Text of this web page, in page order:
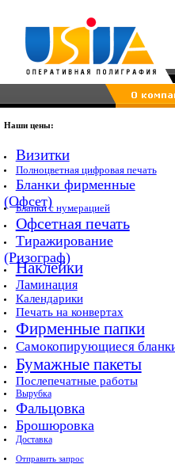
Наши цены:
Визитки
Полноцветная цифровая печать
Бланки фирменные
(Офсет)
Бланки с нумерацией
Офсетная печать
Тиражирование
(Ризограф)
Наклейки
Ламинация
Календарики
Печать на конвертах
Фирменные папки
Самокопирующиеся
Бумажные пакеты
Послепечатные работы
Вырубка
Фальцовка
Брошюровка
Доставка
Отправить запрос